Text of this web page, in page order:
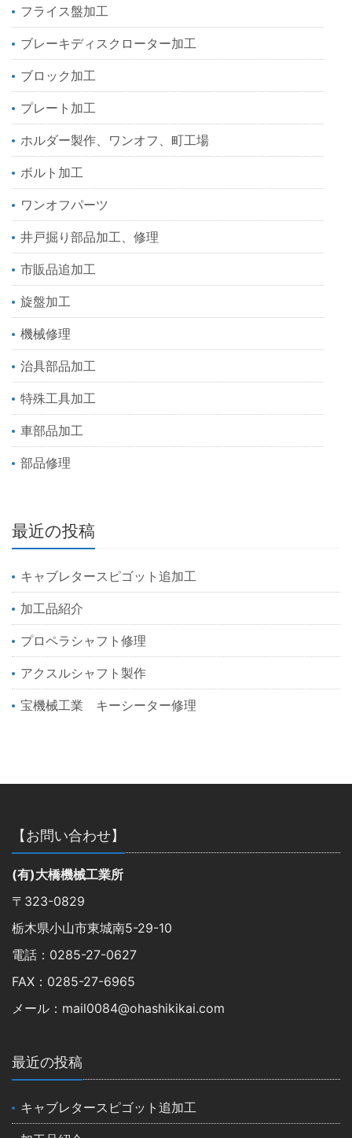
フライス盤加工
ブレーキディスクローター加工
ブロック加工
プレート加工
ホルダー製作、ワンオフ、町工場
ボルト加工
ワンオフパーツ
井戸掘り部品加工、修理
市販品追加工
旋盤加工
機械修理
治具部品加工
特殊工具加工
車部品加工
部品修理
最近の投稿
キャブレタースピゴット追加工
加工品紹介
プロペラシャフト修理
アクスルシャフト製作
宝機械工業 キーシーター修理
【お問い合わせ】
(有)大橋機械工業所
〒323-0829
栃木県小山市東城南5-29-10
電話：0285-27-0627
FAX：0285-27-6965
メール：mail0084@ohashikikai.com
最近の投稿
キャブレタースピゴット追加工